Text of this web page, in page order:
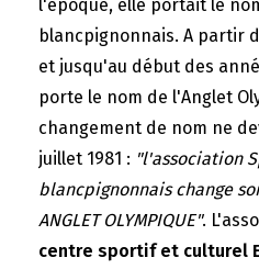
l'époque, elle portait le
blancpignonnais. A partir
et jusqu'au début des
porte le nom de l'Anglet
changement de nom ne
juillet 1981 : "l'association
blancpignonnais change
ANGLET OLYMPIQUE".
centre sportif et culturel